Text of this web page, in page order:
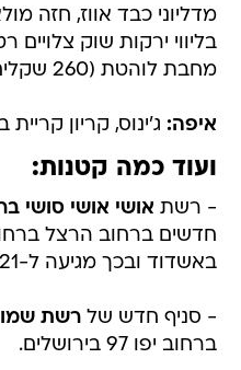
מדליוני כבד אווז, חזה
בליווי ירקות שוק
מחבת לוהטת (260 שקלים) ועוד.
איפה: ג'ינוס, קריון קריית ביאליק, 04-
ועוד כמה קטנות:
- רשת אושי אושי סושי
חדשים ברחוב הרצל
באשדוד ובכך מגיעה ל-21 סניפים בפריסה ארצית.
- סניף חדש שלרשת
ברחוב יפו 97 בירושלים.